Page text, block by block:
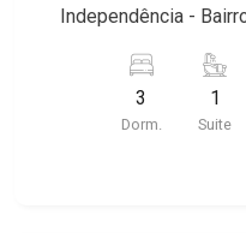
Independência -
imóvel que a
para você: - 256m² de área terreno e 252m² de
área construída - 3
3
Dorm.
1
Suite